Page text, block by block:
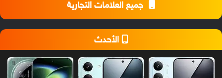
جميع العلامات التجارية
الأحدث